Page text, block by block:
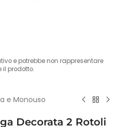
e potrebbe non rappresentare
il prodotto.
e Monouso
Decorata 2 Rotoli